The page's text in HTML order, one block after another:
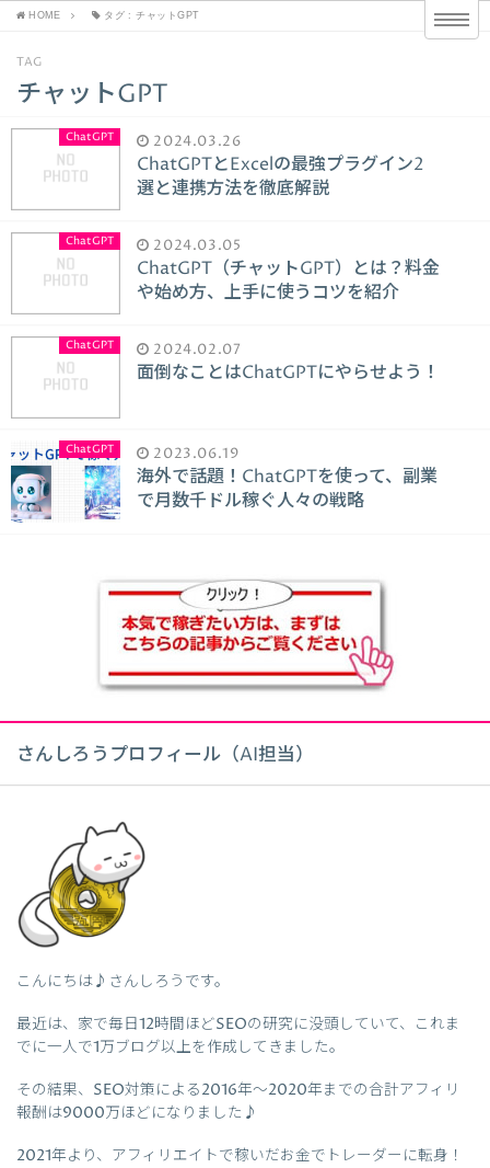
HOME タグ : チャットGPT
TAG
チャットGPT
ChatGPT 2024.03.26
ChatGPTとExcelの最強プラグイン2
選と連携方法を徹底解説
ChatGPT 2024.03.05
ChatGPT（チャットGPT）とは？料金
や始め方、上手に使うコツを紹介
ChatGPT 2024.02.07
面倒なことはChatGPTにやらせよう！
ChatGPT 2023.06.19
海外で話題！ChatGPTを使って、副業
で月数千ドル稼ぐ人々の戦略
さんしろうプロフィール（AI担当）
こんにちは♪さんしろうです。
最近は、家で毎日12時間ほどSEOの研究に没頭していて、これま
でに一人で1万ブログ以上を作成してきました。
その結果、SEO対策による2016年～2020年までの合計アフィリ
報酬は9000万ほどになりました♪
2021年より、アフィリエイトで稼いだお金でトレーダーに転身！